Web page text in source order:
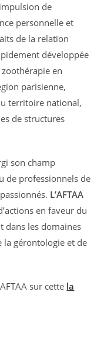
de
personnelle et
de la relation
développée
en
parisienne,
territoire national,
de structures
son champ
de professionnels de
L’AFTAA
en faveur du
dans les domaines
la gérontologie et de
sur cette la